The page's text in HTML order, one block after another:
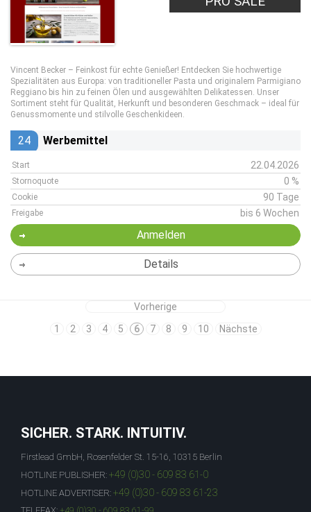
Vincent Becker – Feinkost für echte Genießer! Entdecken Sie hochwertige
Spezialitäten aus Europa: von traditioneller Pasta und originalem Parmigiano
Reggiano bis hin zu feinen Ölen und ausgewählten Delikatessen. Unser
Sortiment steht für Qualität, Herkunft und besonderen Geschmack – ideal für
Genussmomente und stilvolle Geschenkideen.
24 Werbemittel
Start 22.04.2026
Stornoquote 0 %
Cookie 90 Tage
Freigabe bis 6 Wochen
Anmelden
Details
Vorherige
1
2 3 4 5 6 7 8 9 10 Nächste
SICHER. STARK. INTUITIV.
Firstlead GmbH, Rosenfelder St. 15-16, 10315 Berlin
HOTLINE PUBLISHER: +49 (0)30 - 609 83 61-0
HOTLINE ADVERTISER: +49 (0)30 - 609 83 61-23